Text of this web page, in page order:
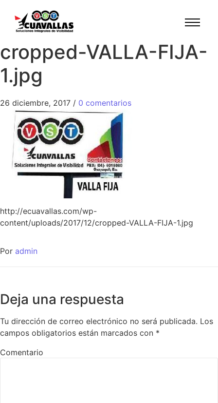
cropped-VALLA-FIJA-
1.jpg
26 diciembre, 2017 / 0 comentarios
http://ecuavallas.com/wp-
content/uploads/2017/12/cropped-VALLA-FIJA-1.jpg
Por admin
Deja una respuesta
Tu dirección de correo electrónico no será publicada. Los
campos obligatorios están marcados con *
Comentario